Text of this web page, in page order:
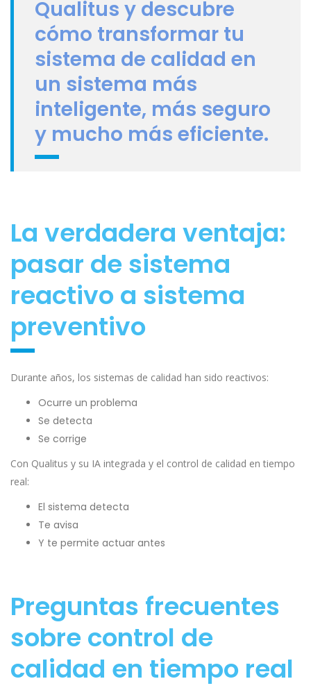
Qualitus y descubre
cómo transformar tu
sistema de calidad en
un sistema más
inteligente, más seguro
y mucho más eficiente.
La verdadera ventaja:
pasar de sistema
reactivo a sistema
preventivo
Durante años, los sistemas de calidad han sido reactivos:
Ocurre un problema
Se detecta
Se corrige
Con Qualitus y su IA integrada y el control de calidad en tiempo
real:
El sistema detecta
Te avisa
Y te permite actuar antes
Preguntas frecuentes
sobre control de
calidad en tiempo real